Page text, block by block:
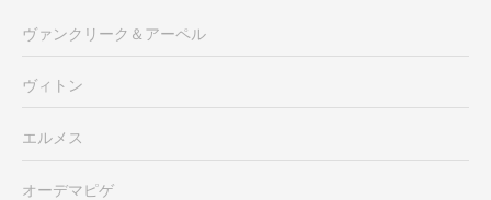
ヴァンクリーク＆アーペル
ヴィトン
エルメス
オーデマピゲ